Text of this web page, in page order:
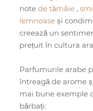
note de tămâie ,
lemnoase și
creează un
prețuit în cultura
Parfumurile arabe
întreagă de arome
mai bune exemple
bărbați: